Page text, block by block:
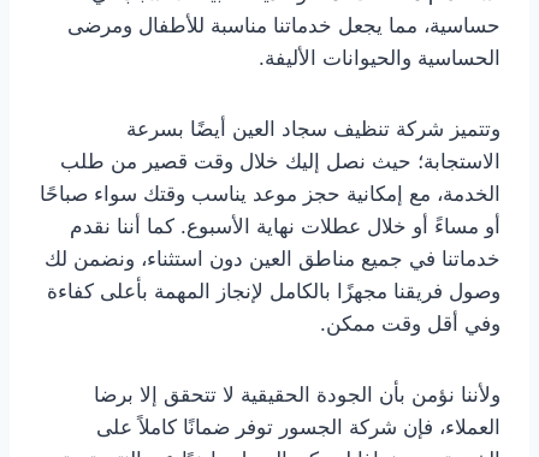
حساسية، مما يجعل خدماتنا مناسبة للأطفال ومرضى
الحساسية والحيوانات الأليفة.
وتتميز شركة تنظيف سجاد العين أيضًا بسرعة
الاستجابة؛ حيث نصل إليك خلال وقت قصير من طلب
الخدمة، مع إمكانية حجز موعد يناسب وقتك سواء صباحًا
أو مساءً أو خلال عطلات نهاية الأسبوع. كما أننا نقدم
خدماتنا في جميع مناطق العين دون استثناء، ونضمن لك
وصول فريقنا مجهزًا بالكامل لإنجاز المهمة بأعلى كفاءة
وفي أقل وقت ممكن.
ولأننا نؤمن بأن الجودة الحقيقية لا تتحقق إلا برضا
العملاء، فإن شركة الجسور توفر ضمانًا كاملاً على